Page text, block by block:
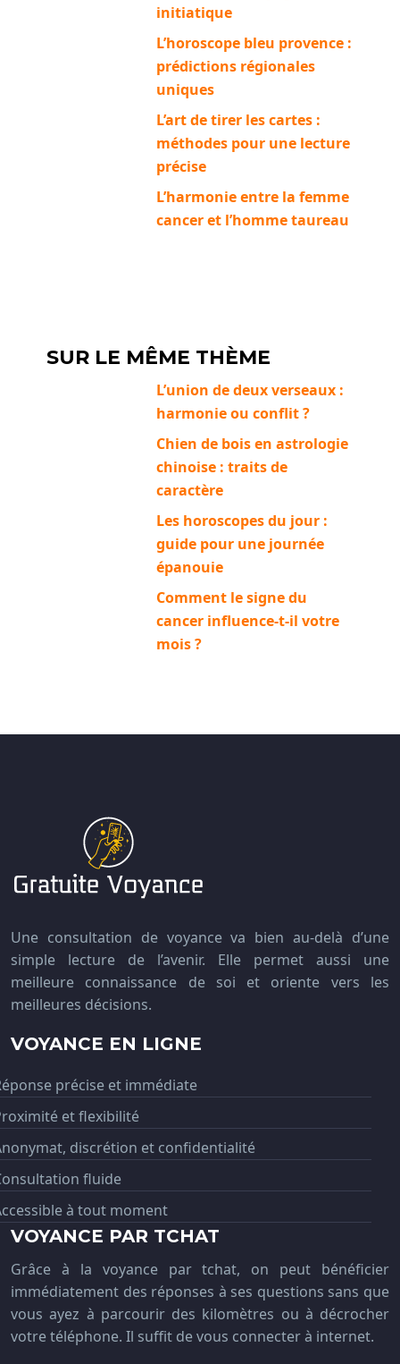
initiatique
L’horoscope bleu provence :
prédictions régionales
uniques
L’art de tirer les cartes :
méthodes pour une lecture
précise
L’harmonie entre la femme
cancer et l’homme taureau
SUR LE MÊME THÈME
L’union de deux verseaux :
harmonie ou conflit ?
Chien de bois en astrologie
chinoise : traits de
caractère
Les horoscopes du jour :
guide pour une journée
épanouie
Comment le signe du
cancer influence-t-il votre
mois ?
Une consultation de voyance va bien au-delà d’une
simple lecture de l’avenir. Elle permet aussi une
meilleure connaissance de soi et oriente vers les
meilleures décisions.
VOYANCE EN LIGNE
précise et immédiate
et flexibilité
discrétion et confidentialité
fluide
à tout moment
VOYANCE PAR TCHAT
Grâce à la voyance par tchat, on peut bénéficier
immédiatement des réponses à ses questions sans que
vous ayez à parcourir des kilomètres ou à décrocher
votre téléphone. Il suffit de vous connecter à internet.